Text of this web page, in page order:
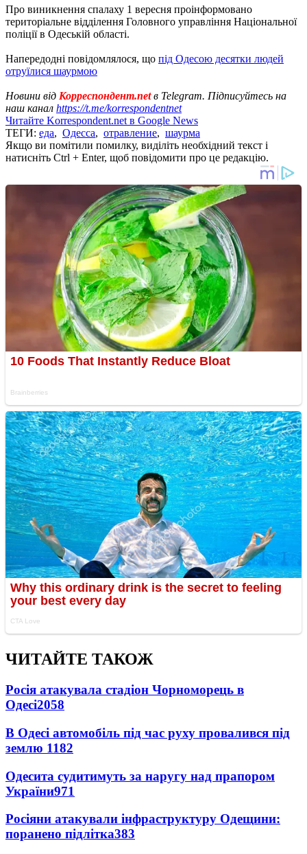
Про виникнення спалаху 1 вересня проінформовано
територіальне відділення Головного управління Національної
поліції в Одеській області.
Напередодні повідомлялося, що під Одесою десятки людей
отруїлися шаурмою
Новини від Корреспондент.netв Telegram. Підписуйтесь на
наш канал https://t.me/korrespondentnet
Читайте Korrespondent.net в Google News
ТЕГИ: еда, Одесса, отравление, шаурма
Якщо ви помітили помилку, виділіть необхідний текст і
натисніть Ctrl + Enter, щоб повідомити про це редакцію.
ЧИТАЙТЕ ТАКОЖ
Росія атакувала стадіон Чорноморець в
Одесі2058
В Одесі автомобіль під час руху провалився під
землю 1182
Одесита судитимуть за наругу над прапором
України971
Росіяни атакували інфраструктуру Одещини:
поранено підлітка383